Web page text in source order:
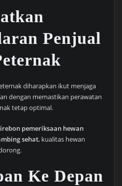
Penjual
diharapkan ikut menjaga
dengan memastikan perawatan
tetap optimal.
pemeriksaan hewan
sehat, kualitas hewan
Ke Depan